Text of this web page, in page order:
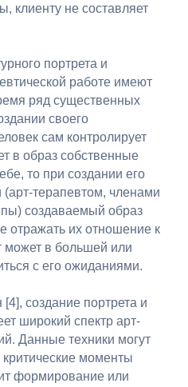
клиенту не составляет
портрета и
работе имеют
ряд существенных
своего
сам контролирует
в образ собственные
то при создании его
терапевтом, членами
создаваемый образ
отражать их отношение к
может в большей или
с его ожиданиями.
создание портрета и
широкий спектр арт-
Данные техники могут
моменты
формирование или